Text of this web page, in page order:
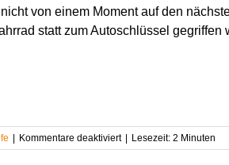
von einem Moment auf den
statt zum Autoschlüssel
Kommentare deaktiviertfür
Nachhaltig
Lesezeit: 2 Minuten